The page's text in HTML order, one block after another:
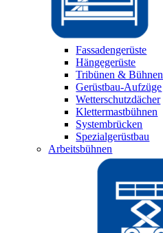
Fassadengerüste
Hängegerüste
Tribünen & Bühnen
Gerüstbau-Aufzüge
Wetterschutzdächer
Klettermastbühnen
Systembrücken
Spezialgerüstbau
Arbeitsbühnen